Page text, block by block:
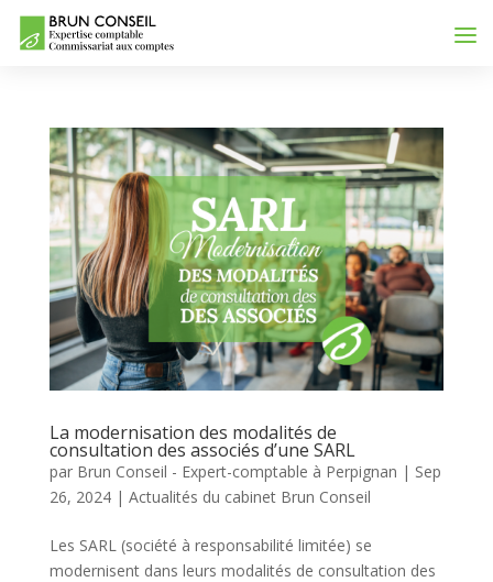
La modernisation des modalités de
consultation des associés d’une SARL
par Brun Conseil - Expert-comptable à Perpignan | Sep
26, 2024| Actualités du cabinet Brun Conseil
Les SARL (société à responsabilité limitée) se
modernisent dans leurs modalités de consultation des